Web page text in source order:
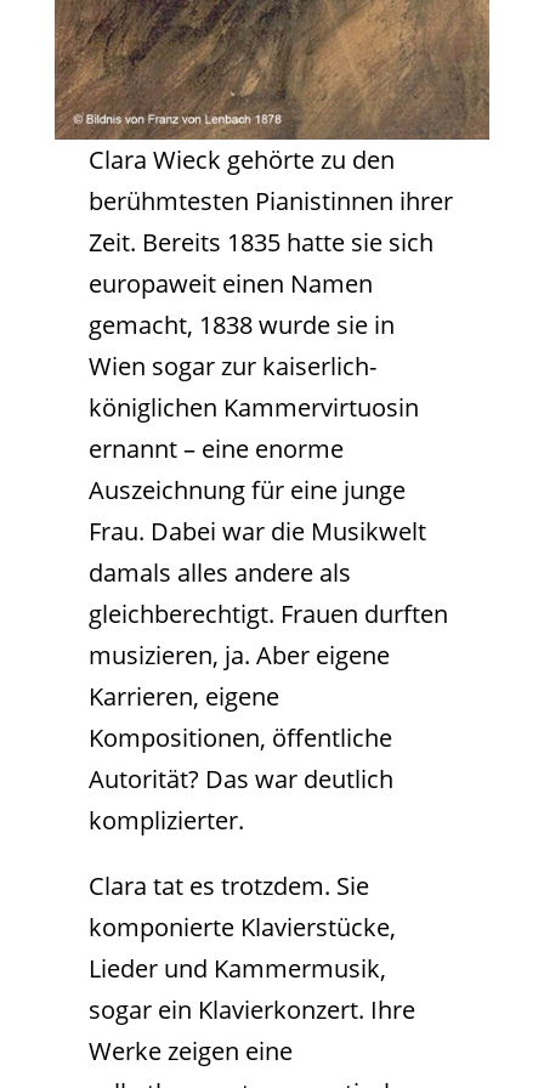
Clara Wieck gehörte zu den
berühmtesten Pianistinnen ihrer
Zeit. Bereits 1835 hatte sie sich
europaweit einen Namen
gemacht, 1838 wurde sie in
Wien sogar zur kaiserlich-
königlichen Kammervirtuosin
ernannt – eine enorme
Auszeichnung für eine junge
Frau. Dabei war die Musikwelt
damals alles andere als
gleichberechtigt. Frauen durften
musizieren, ja. Aber eigene
Karrieren, eigene
Kompositionen, öffentliche
Autorität? Das war deutlich
komplizierter.
Clara tat es trotzdem. Sie
komponierte Klavierstücke,
Lieder und Kammermusik,
sogar ein Klavierkonzert. Ihre
Werke zeigen eine